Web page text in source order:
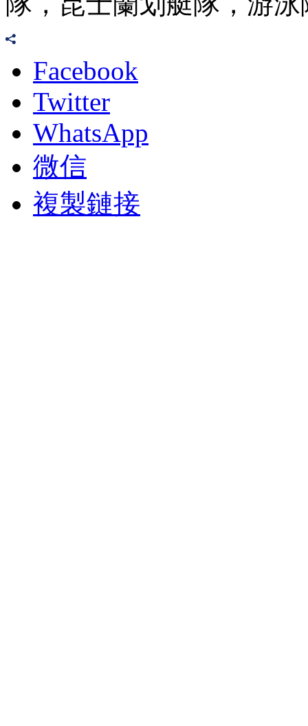
Facebook
Twitter
WhatsApp
微信
複製鏈接